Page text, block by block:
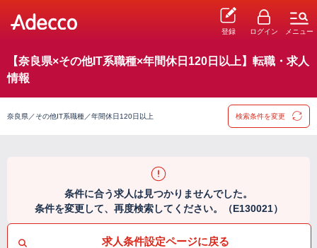
登録 ログイン メニュー
【奈良県×その他IT系職種×年間休日120日以上】転職・求人
情報
奈良県／その他IT系職種／年間休日120日以上 検索条件を変更
条件に合う求人は見つかりませんでした。
条件を変更して、再度検索してください。（E130021）
求人条件設定ページに戻る